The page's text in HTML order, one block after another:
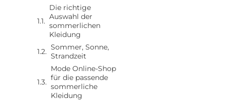
Die richtige
Auswahl der
sommerlichen
Kleidung
Sommer, Sonne,
Strandzeit
Mode Online-Shop
für die passende
sommerliche
Kleidung